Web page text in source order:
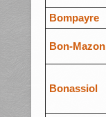
Bompayre
Bon-Mazon
Bonassiol